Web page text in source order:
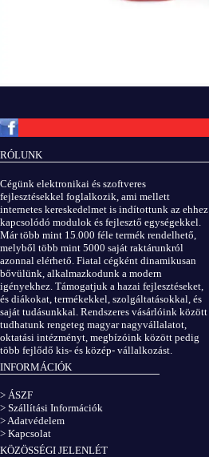
RÓLUNK
Cégünk elektronikai és szoftveres
fejlesztésekkel foglalkozik, ami mellett
internetes kereskedelmet is indítottunk az ehhez
kapcsolódó modulok és fejlesztő egységekkel.
Már több mint 15.000 féle termék rendelhető,
melyből több mint 5000 saját raktárunkról
azonnal elérhető. Fiatal cégként dinamikusan
bővülünk, alkalmazkodunk a modern
igényekhez. Támogatjuk a hazai fejlesztéseket,
és diákokat, termékekkel, szolgáltatásokkal, és
saját tudásunkkal. Rendszeres vásárlóink között
tudhatunk rengeteg magyar nagyvállalatot,
oktatási intézményt, megbízóink között pedig
több fejlődő kis- és közép- vállalkozást.
INFORMÁCIÓK
> ÁSZF
> Szállítási Információk
> Adatvédelem
> Kapcsolat
KÖZÖSSÉGI JELENLÉT